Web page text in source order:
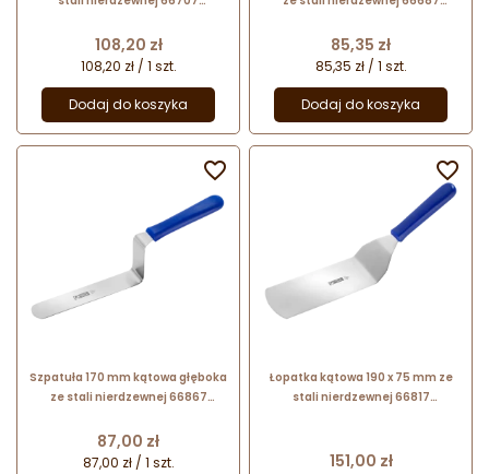
Cena
108,20 zł
108,20 zł / 1 szt.
Dodaj do koszyka
Cena
85,35 zł
85,35 zł / 1 szt.
Dodaj do koszyka
Szpatuła 170 mm kątowa głęboka
ze stali nierdzewnej 66867
Cena
87,00 zł
87,00 zł / 1 szt.

Łopatka kątowa 190 x 75 mm ze
stali nierdzewnej 66817
Cena
151,00 zł
